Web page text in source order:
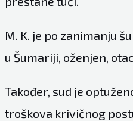
M. K. je po zanimanju
u Šumariji, oženjen,
Također, sud je
troškova krivičnog